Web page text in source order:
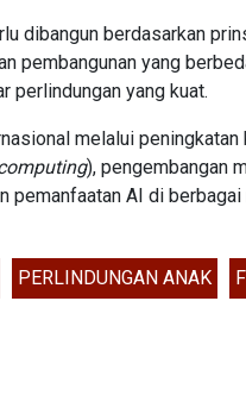
dibangun berdasarkan
pembangunan yang
perlindungan yang kuat.
melalui
), pengembangan
pemanfaatan AI di berbagai
PERLINDUNGAN ANAK